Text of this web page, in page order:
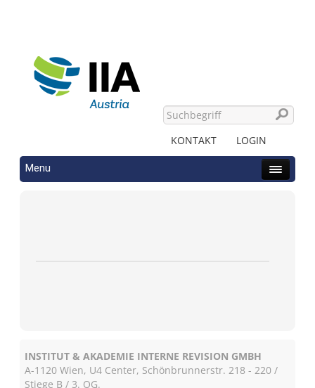
KONTAKT LOGIN
Menu
INSTITUT & AKADEMIE INTERNE REVISION GMBH
A-1120 Wien, U4 Center, Schönbrunnerstr. 218 - 220 /
Stiege B / 3. OG.